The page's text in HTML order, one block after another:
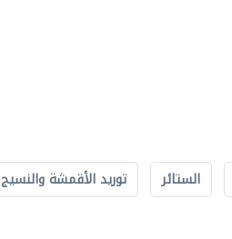
الستائر
توريد الأقمشة والنسيج